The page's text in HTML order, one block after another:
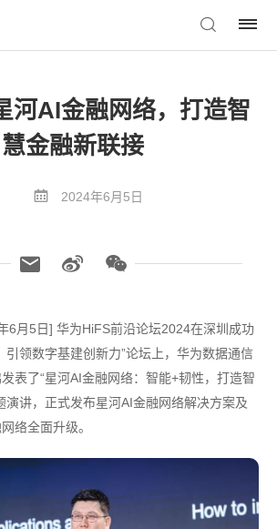
河AI金融网络，打造智
慧金融新联接
2024年6月5日
6月5日] 华为HiFS前沿论坛2024在深圳成功
引领数字基建创新力”论坛上，华为数据通信
表了“星河AI金融网络：智能+韧性，打造智
演讲，正式发布星河AI金融网络解决方案及
络全面升级。